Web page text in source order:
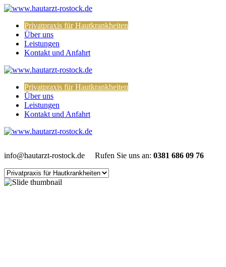
Privatpraxis für Hautkrankheiten
Über uns
Leistungen
Kontakt und Anfahrt
Privatpraxis für Hautkrankheiten
Über uns
Leistungen
Kontakt und Anfahrt
info@hautarzt-rostock.de Rufen Sie uns an: 0381 686 09 76